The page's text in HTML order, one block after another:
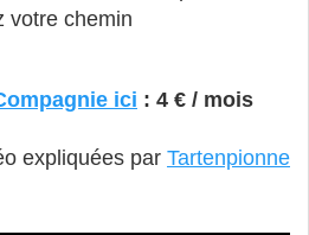
votre chemin
ici : 4 € / mois
expliquées par Tartenpionne